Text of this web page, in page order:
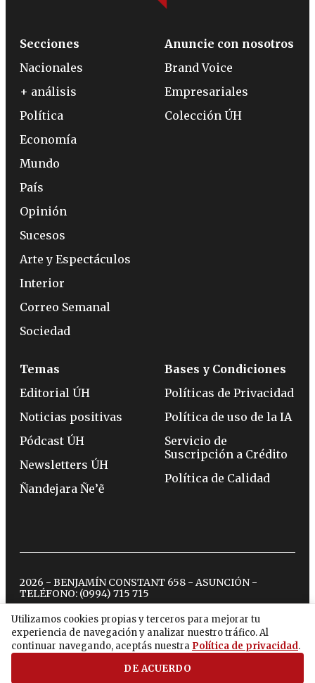
Utilizamos cookies propias y terceros para mejorar tu
experiencia de navegación y analizar nuestro tráfico. Al
continuar navegando, aceptás nuestra Política de privacidad.
DE ACUERDO
Secciones
Nacionales
+ análisis
Política
Economía
Mundo
País
Opinión
Sucesos
Arte y Espectáculos
Interior
Correo Semanal
Sociedad
Anuncie con nosotros
Brand Voice
Empresariales
Colección ÚH
Temas
Editorial ÚH
Noticias positivas
Pódcast ÚH
Newsletters ÚH
Ñandejara Ñe’ẽ
Bases y Condiciones
Políticas de Privacidad
Política de uso de la IA
Servicio de
Suscripción a Crédito
Política de Calidad
2026 - BENJAMÍN CONSTANT 658 - ASUNCIÓN -
TELÉFONO: (0994) 715 715
twitterinstagram
facebook
tiktokyoutubespotify